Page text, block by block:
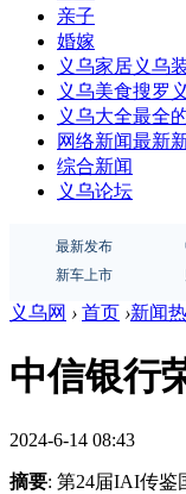
亲子
婚嫁
义乌家居义乌
义乌美食搜罗
义乌大全最全
网络新闻最新
综合新闻
义乌论坛
最新发布
新车上市
义乌网 › 首页 ›新闻
中信银行
2024-6-14 08:43
摘要: 第24届IAI传鉴